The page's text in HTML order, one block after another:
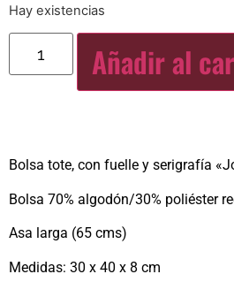
Hay existencias
Añadir al
Bolsa tote, con fuelle y serigrafía
Bolsa 70% algodón/30% poliéster
Asa larga (65 cms)
Medidas: 30 x 40 x 8 cm